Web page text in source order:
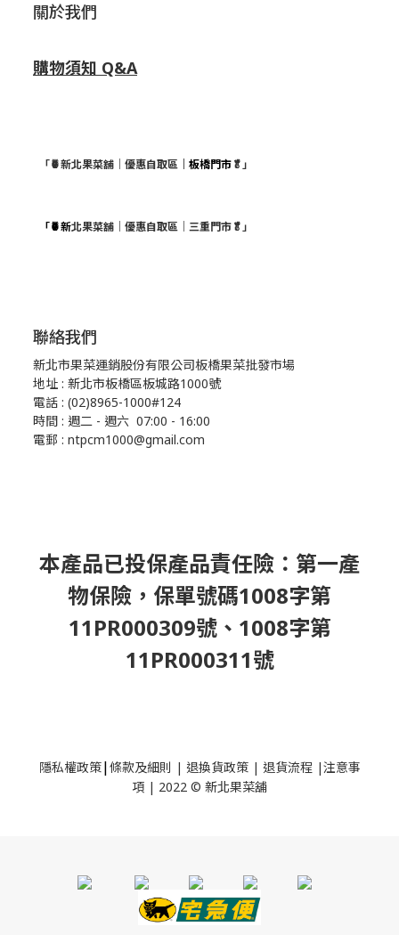
關於我們
購物須知 Q&A
「🍍新北果菜舖｜優惠自取區 ｜板橋門市🥬」
「🍍新北果菜舖｜優惠自取區｜三重門市🥬」
聯絡我們
新北市果菜運銷股份有限公司板橋果菜批發市場
地址 : 新北市板橋區板城路1000號
電話 : (02)8965-1000#124
時間 : 週二 - 週六 07:00 - 16:00
電郵 : ntpcm1000@gmail.com
本產品已投保產品責任險：第一產
物保險，保單號碼1008字第
11PR000309號、1008字第
11PR000311號
隱私權政策|條款及細則 | 退換貨政策| 退貨流程 |注意事
項 | 2022 © 新北果菜舖